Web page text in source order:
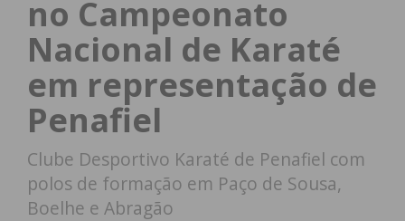
no Campeonato
Nacional de Karaté
em representação de
Penafiel
Clube Desportivo Karaté de Penafiel com
polos de formação em Paço de Sousa,
Boelhe e Abragão